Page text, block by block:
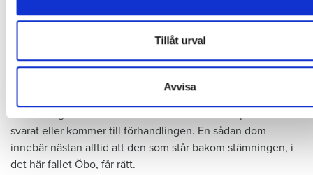
du har använt deras tjänster.
Tillåt urval
Avvisa
från att orsaka skadan eller begränsat den, är det mamman
I våras kallar tingsrätten till förhandling. Men mamman
Det vill säga en dom som kan meddelas när en part inte har
svarat eller kommer till förhandlingen. En sådan dom
innebär nästan alltid att den som står bakom stämningen, i
det här fallet Öbo, får rätt.